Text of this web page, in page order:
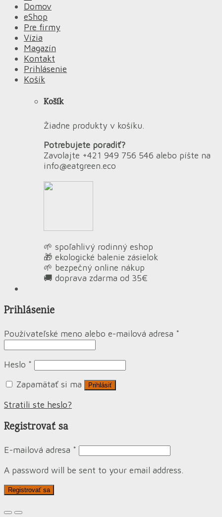
Domov
eShop
Pre firmy
Vízia
Magazín
Kontakt
Prihlásenie
Košík
Košík
Žiadne produkty v košíku.
Potrebujete poradiť?
Zavolajte +421 949 756 546 alebo píšte na
info@eatgreen.eco
🌱 spoľahlivý rodinný eshop
🎁 ekologické balenie zásielok
🌱 bezpečný online nákup
🚚 doprava zdarma od 35€
Prihlásenie
Používateľské meno alebo e-mailová adresa *
Heslo *
Zapamätať si ma
Prihlásiť
Stratili ste heslo?
Registrovať sa
E-mailová adresa *
A password will be sent to your email address.
Registrovať sa